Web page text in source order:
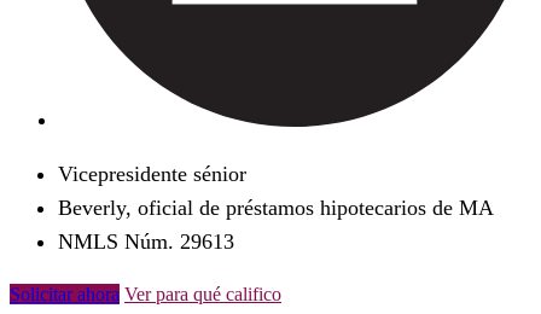
Vicepresidente sénior
Beverly, oficial de préstamos hipotecarios de MA
NMLS Núm. 29613
Solicitar ahora Ver para qué califico